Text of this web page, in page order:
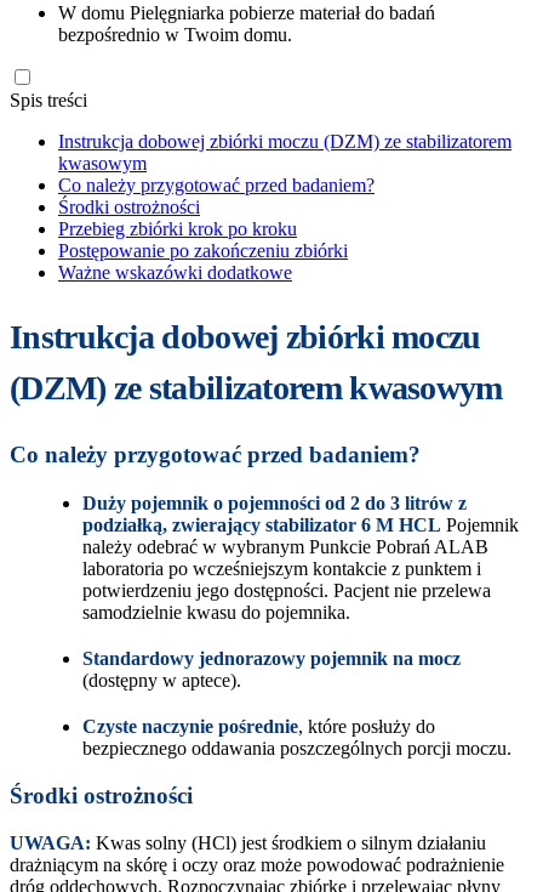
W domu Pielęgniarka pobierze materiał do badań
bezpośrednio w Twoim domu.
Spis treści
Instrukcja dobowej zbiórki moczu (DZM) ze stabilizatorem
kwasowym
Co należy przygotować przed badaniem?
Środki ostrożności
Przebieg zbiórki krok po kroku
Postępowanie po zakończeniu zbiórki
Ważne wskazówki dodatkowe
Instrukcja dobowej zbiórki moczu
(DZM) ze stabilizatorem kwasowym
Co należy przygotować przed badaniem?
Duży pojemnik o pojemności od 2 do 3 litrów z
podziałką, zwierający stabilizator 6 M HCL Pojemnik
należy odebrać w wybranym Punkcie Pobrań ALAB
laboratoria po wcześniejszym kontakcie z punktem i
potwierdzeniu jego dostępności. Pacjent nie przelewa
samodzielnie kwasu do pojemnika.
Standardowy jednorazowy pojemnik na mocz
(dostępny w aptece).
Czyste naczynie pośrednie, które posłuży do
bezpiecznego oddawania poszczególnych porcji moczu.
Środki ostrożności
UWAGA: Kwas solny (HCl) jest środkiem o silnym działaniu
drażniącym na skórę i oczy oraz może powodować podrażnienie
dróg oddechowych. Rozpoczynając zbiórkę i przelewając płyny